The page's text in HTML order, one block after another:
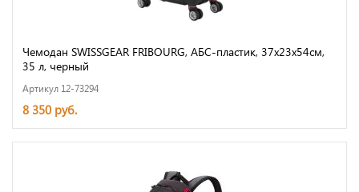
Чемодан SWISSGEAR FRIBOURG, АБС-пластик, 37x23x54см,
35 л, черный
Артикул 12-73294
8 350 руб.